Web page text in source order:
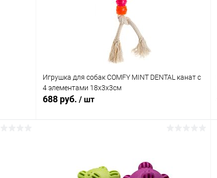
Игрушка для собак COMFY MINT DENTAL канат с
4 элементами 18х3х3см
688 руб. / шт
Купить в 1 клик Сравнение